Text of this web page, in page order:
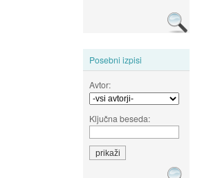
Posebni izpisi
Avtor:
Ključna beseda: